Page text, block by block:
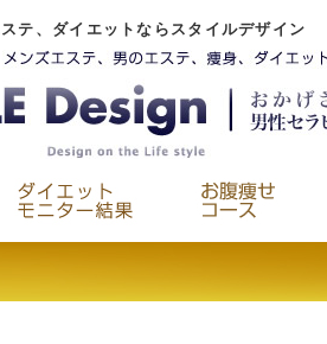
テ、ダイエットならスタイルデザイン